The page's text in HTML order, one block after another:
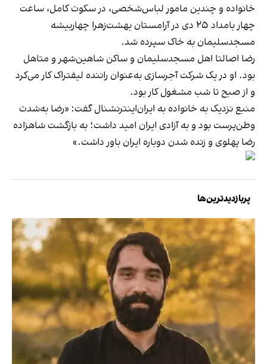
خانواده و چندین مامور لباس‌شخصی، در سکوت کامل، ساعت
چهار بامداد ۲۵ دی در آرامستان بهشت‌زهرا چهاربیشه
مسجدسلیمان به خاک سپرده شد.
رضا اصالتا اهل مسجدسلیمان و ساکن شاهین‌شهر و متاهل
بود. او در یک شرکت آجرسازی به‌عنوان راننده لیفتراک کار می‌کرد
و از صبح تا شب مشغول کار بود.
منبع نزدیک به خانواده به ایران‌اینترنشنال گفت: «رضا به‌شدت
وطن‌پرست بود و به آزادی ایران امید داشت؛ به بازگشت شاهزاده
رضا پهلوی و زنده شدن دوباره ایران باور داشت.»
پربازدیدترین‌ها